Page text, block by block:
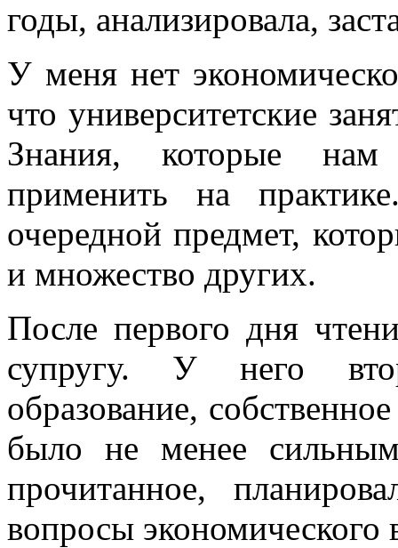
годы, анализировала,
У меня нет
что университетские
Знания, которые
применить на
очередной предмет,
и множество других.
После первого дня
супругу. У него
образование,
было не менее
прочитанное,
вопросы экономического